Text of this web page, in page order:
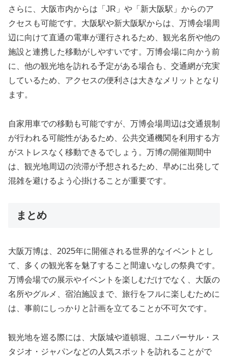
さらに、大阪市内からは「JR」や「新大阪駅」からのア
クセスも可能です。大阪駅や新大阪駅からは、万博会場周
辺に向けて直通の電車が運行されるため、観光名所や他の
施設と連携した移動がしやすいです。万博会場に向かう前
に、他の観光地を訪れる予定がある場合も、交通網が充実
しているため、アクセスの便利さは大きなメリットとなり
ます。
自家用車での移動も可能ですが、万博会場周辺は交通規制
が行われる可能性があるため、公共交通機関を利用する方
がストレスなく移動できるでしょう。万博の開催期間中
は、観光地周辺の渋滞が予想されるため、早めに出発して
混雑を避けるよう心掛けることが重要です。
まとめ
大阪万博は、2025年に開催される世界的なイベントとし
て、多くの観光客を魅了すること間違いなしの祭典です。
万博会場での展示やイベントを楽しむだけでなく、大阪の
名所やグルメ、宿泊施設まで、旅行をフルに楽しむために
は、事前にしっかりと計画を立てることが不可欠です。
観光地を巡る際には、大阪城や道頓堀、ユニバーサル・ス
タジオ・ジャパンなどの人気スポットを訪れることがで